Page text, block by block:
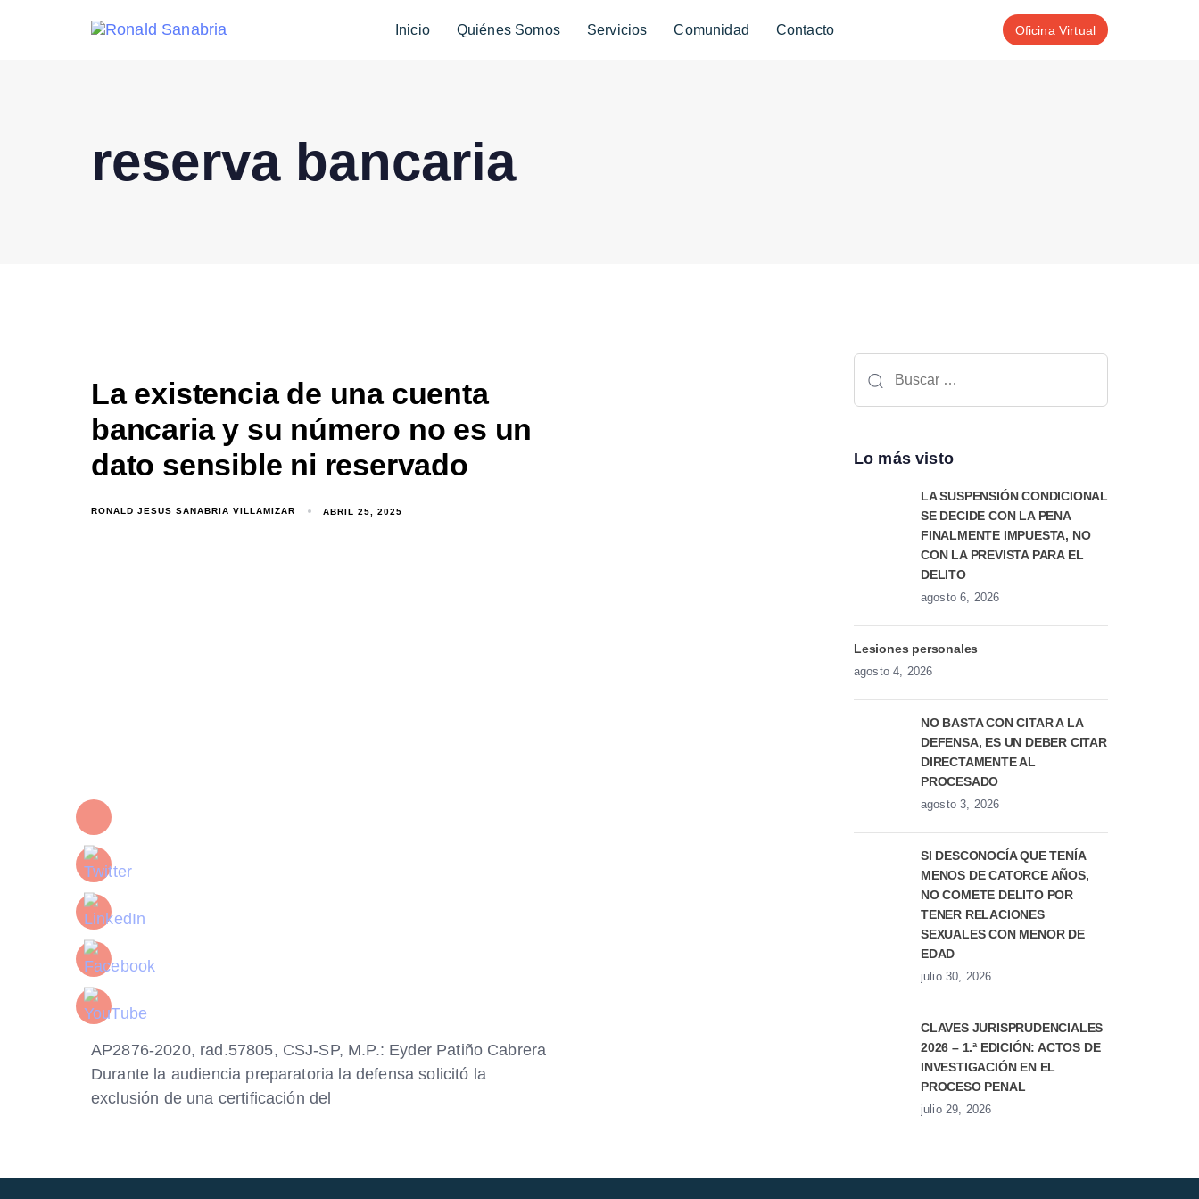
Inicio Quiénes Somos Servicios Comunidad Contacto Oficina Virtual
reserva bancaria
La existencia de una cuenta
bancaria y su número no es un
dato sensible ni reservado
RONALD JESUS SANABRIA VILLAMIZAR ABRIL 25, 2025
AP2876-2020, rad.57805, CSJ-SP, M.P.: Eyder Patiño Cabrera
Durante la audiencia preparatoria la defensa solicitó la
exclusión de una certificación del
Lo más visto
LA SUSPENSIÓN CONDICIONAL
SE DECIDE CON LA PENA
FINALMENTE IMPUESTA, NO
CON LA PREVISTA PARA EL
DELITO
agosto 6, 2026
Lesiones personales
agosto 4, 2026
NO BASTA CON CITAR A LA
DEFENSA, ES UN DEBER CITAR
DIRECTAMENTE AL
PROCESADO
agosto 3, 2026
SI DESCONOCÍA QUE TENÍA
MENOS DE CATORCE AÑOS,
NO COMETE DELITO POR
TENER RELACIONES
SEXUALES CON MENOR DE
EDAD
julio 30, 2026
CLAVES JURISPRUDENCIALES
2026 – 1.ª EDICIÓN: ACTOS DE
INVESTIGACIÓN EN EL
PROCESO PENAL
julio 29, 2026